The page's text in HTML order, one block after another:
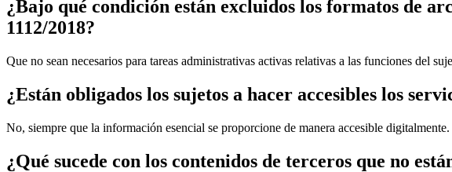
¿Bajo qué condición están excluidos los formatos de
1112/2018?
Que no sean necesarios para tareas administrativas activas relativas a las funciones del
¿Están obligados los sujetos a hacer accesibles los
No, siempre que la información esencial se proporcione de manera accesible digitalmente.
¿Qué sucede con los contenidos de terceros que no